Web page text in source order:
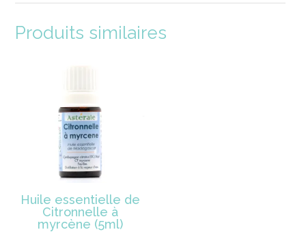
Produits similaires
Huile essentielle de
Citronnelle à
myrcène (5ml)